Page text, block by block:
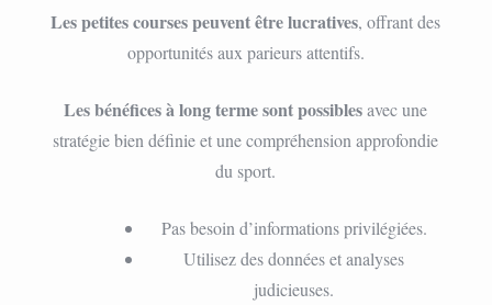
Les petites courses peuvent être lucratives, offrant des
opportunités aux parieurs attentifs.
Les bénéfices à long terme sont possiblesavec une
stratégie bien définie et une compréhension approfondie
du sport.
Pas besoin d’informations privilégiées.
Utilisez des données et analyses
judicieuses.